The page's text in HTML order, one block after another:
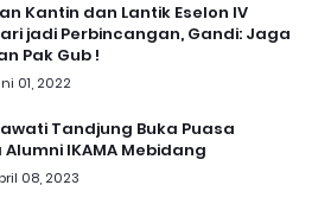
Kantin dan Lantik Eselon IV
jadi Perbincangan, Gandi: Jaga
Pak Gub !
01, 2022
Tandjung Buka Puasa
IKAMA Mebidang
08, 2023